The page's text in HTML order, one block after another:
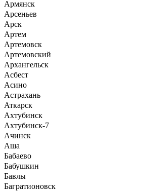
Армянск
Арсеньев
Арск
Артем
Артемовск
Артемовский
Архангельск
Асбест
Асино
Астрахань
Аткарск
Ахтубинск
Ахтубинск-7
Ачинск
Аша
Бабаево
Бабушкин
Бавлы
Багратионовск